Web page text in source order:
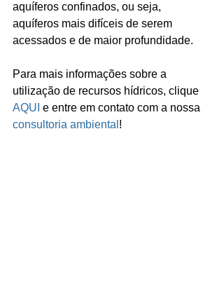
aquíferos confinados, ou seja,
aquíferos mais difíceis de serem
acessados e de maior profundidade.
Para mais informações sobre a
utilização de recursos hídricos, clique
AQUI e entre em contato com a nossa
consultoria ambiental !